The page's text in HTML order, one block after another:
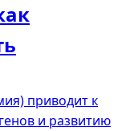
приводит к
и развитию